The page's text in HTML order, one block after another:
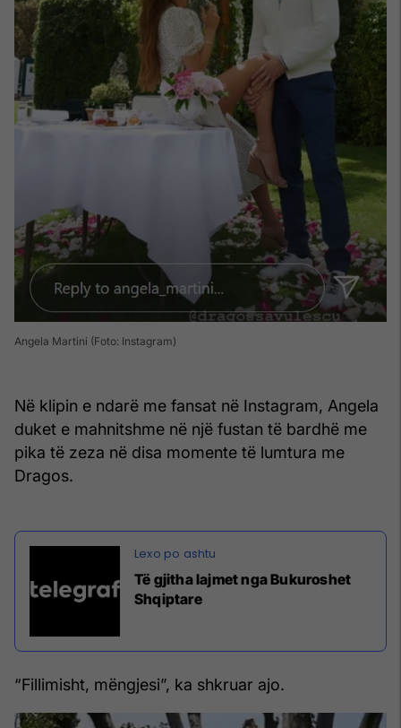
Angela Martini (Foto: Instagram)
Në klipin e ndarë me fansat në Instagram, Angela
duket e mahnitshme në një fustan të bardhë me
pika të zeza në disa momente të lumtura me
Dragos.
Të gjitha lajmet nga Bukuroshet
Shqiptare
“Fillimisht, mëngjesi”, ka shkruar ajo.